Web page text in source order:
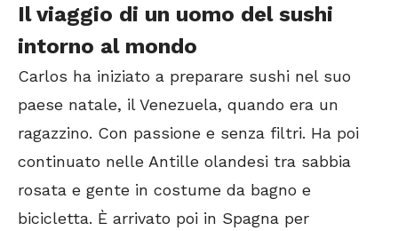
Il viaggio di un uomo del sushi
intorno al mondo
Carlos ha iniziato a preparare sushi nel suo
paese natale, il Venezuela, quando era un
ragazzino. Con passione e senza filtri. Ha poi
continuato nelle Antille olandesi tra sabbia
rosata e gente in costume da bagno e
bicicletta. È arrivato poi in Spagna per